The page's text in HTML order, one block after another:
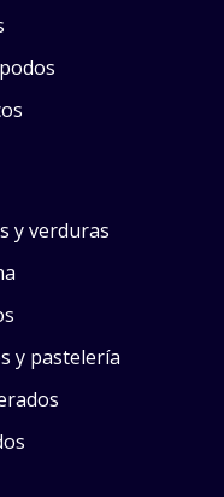
y verduras
y pastelería